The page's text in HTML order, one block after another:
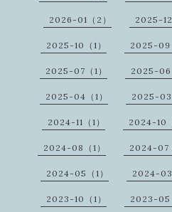
2026-01（2） 2025-12
2025-10（1） 2025-09
2025-07（1） 2025-06
2025-04（1） 2025-03
2024-11（1） 2024-10
2024-08（1） 2024-07
2024-05（1） 2024-03
2023-10（1） 2023-05